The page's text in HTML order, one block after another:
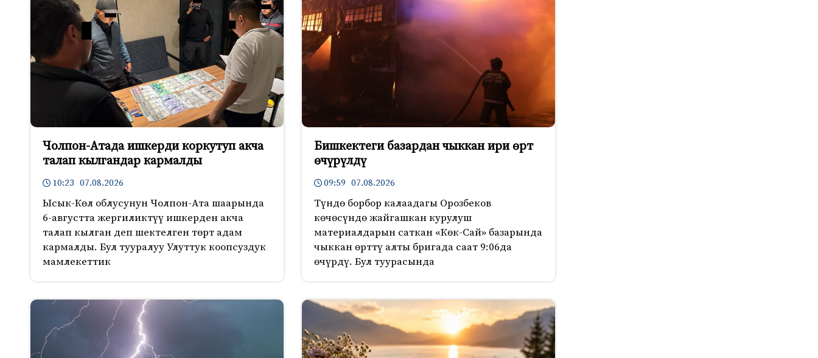
Чолпон-Атада ишкерди коркутуп акча
талап кылгандар кармалды
10:23 07.08.2026
Ысык-Көл облусунун Чолпон-Ата шаарында
6-августта жергиликтүү ишкерден акча
талап кылган деп шектелген төрт адам
кармалды. Бул тууралуу Улуттук коопсуздук
мамлекеттик
Бишкектеги базардан чыккан ири өрт
өчүрүлдү
09:59 07.08.2026
Түндө борбор калаадагы Орозбеков
көчөсүндө жайгашкан курулуш
материалдарын саткан «Көк-Сай» базарында
чыккан өрттү алты бригада саат 9:06да
өчүрдү. Бул туурасында